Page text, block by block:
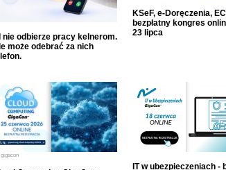
nie odbierze pracy kelnerom.
może odebrać za nich
KSeF, e-Doręczenia,
bezpłatny kongres
23 lipca
gigacon
IT w ubezpieczeniach -